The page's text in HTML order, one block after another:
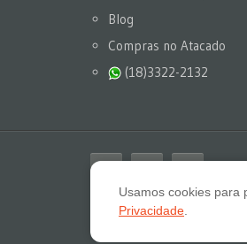
Blog
Compras no Atacado
(18)3322-2132
Usamos cookies para
Privacidade